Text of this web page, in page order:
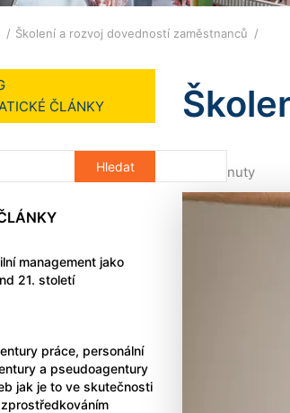
Školení a rozvoj dovedností zaměstnanců
4 minuty
ČLÁNKY
management jako
21. století
práce, personální
a pseudoagentury
jak je to ve skutečnosti